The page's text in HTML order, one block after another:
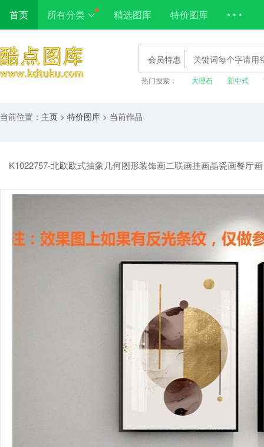
首页 所有分类 精选图库 特价图库 • • •
会员特惠
热门搜索： 大理石 新中式
当前位置： 主页 > 特价图库 > 当前作品
K1022757-北欧欧式抽象几何图形装饰画二联画挂画晶瓷画餐厅画